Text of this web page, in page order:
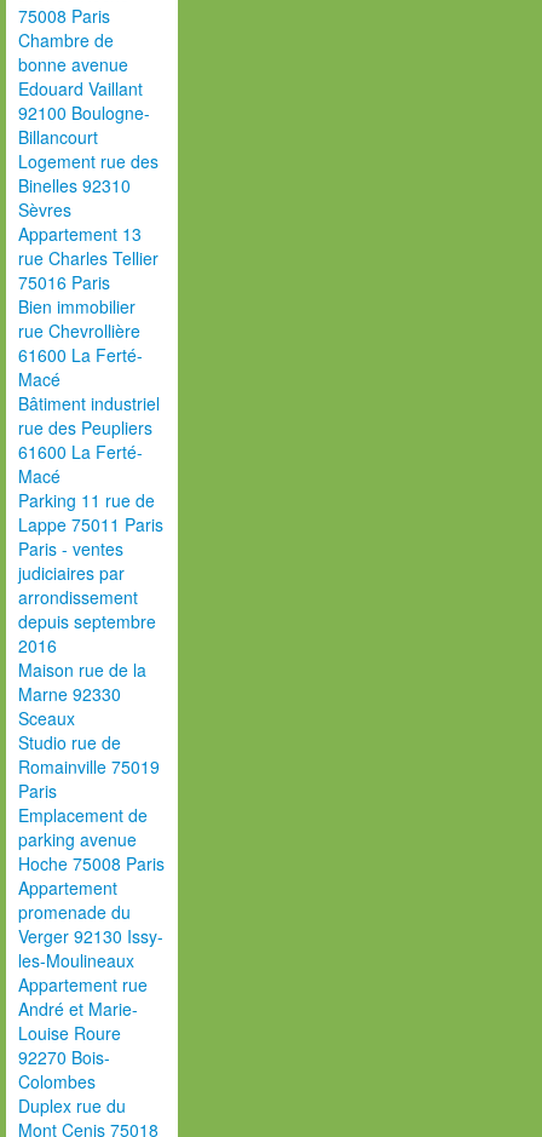
75008 Paris
Chambre de
bonne avenue
Edouard Vaillant
92100 Boulogne-
Billancourt
Logement rue des
Binelles 92310
Sèvres
Appartement 13
rue Charles Tellier
75016 Paris
Bien immobilier
rue Chevrollière
61600 La Ferté-
Macé
Bâtiment industriel
rue des Peupliers
61600 La Ferté-
Macé
Parking 11 rue de
Lappe 75011 Paris
Paris - ventes
judiciaires par
arrondissement
depuis septembre
2016
Maison rue de la
Marne 92330
Sceaux
Studio rue de
Romainville 75019
Paris
Emplacement de
parking avenue
Hoche 75008 Paris
Appartement
promenade du
Verger 92130 Issy-
les-Moulineaux
Appartement rue
André et Marie-
Louise Roure
92270 Bois-
Colombes
Duplex rue du
Mont Cenis 75018